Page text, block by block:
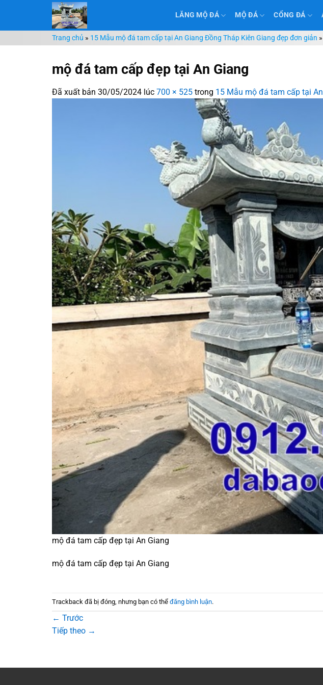
nội
dung
LĂNG MỘ ĐÁ MỘ ĐÁ CỔNG ĐÁ
Trang chủ » 15 Mẫu mộ đá tam cấp tại An Giang Đồng Tháp Kiên Giang đẹp đơn giản »
mộ đá tam cấp đẹp tại An Giang
Đã xuất bản 30/05/2024 lúc 700 × 525 trong 15 Mẫu mộ đá tam cấp tại
mộ đá tam cấp đẹp tại An Giang
mộ đá tam cấp đẹp tại An Giang
Trackback đã bị đóng, nhưng bạn có thể đăng bình luận.
← Trước
Tiếp theo →